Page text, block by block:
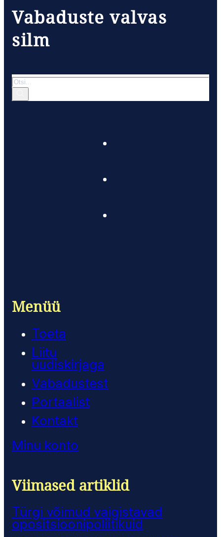
Vabaduste valvas
silm
Otsi
Menüü
Toeta
Liitu
uudiskirjaga
Vabadustest
Portaalist
Kontakt
Minu konto
Viimased artiklid
Türgi võimud vaigistavad
opositsioonipoliitikuid